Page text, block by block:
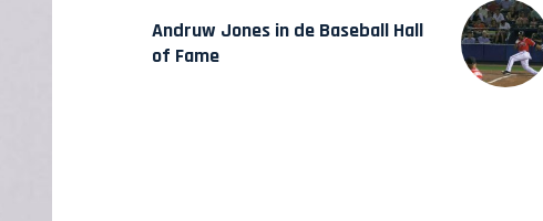
Andruw Jones in de Baseball Hall
of Fame